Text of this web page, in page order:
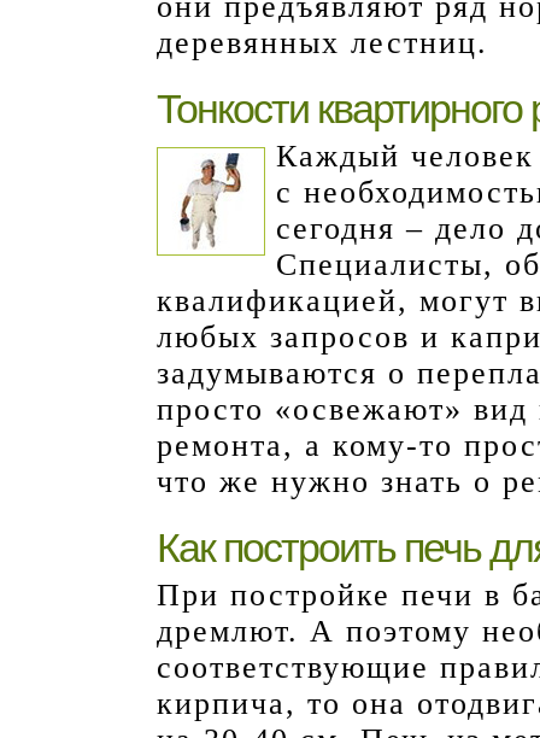
деревянных лестниц.
Тонкости
Каждый человек
с
сегодня – дело
Специалисты,
квалификацией, могут
любых запросов и
задумываются о
просто «освежают» вид
ремонта, а кому-то
что же нужно знать о
Как построить печь
При постройке печи в
дремлют. А поэтому
соответствующие
кирпича, то она